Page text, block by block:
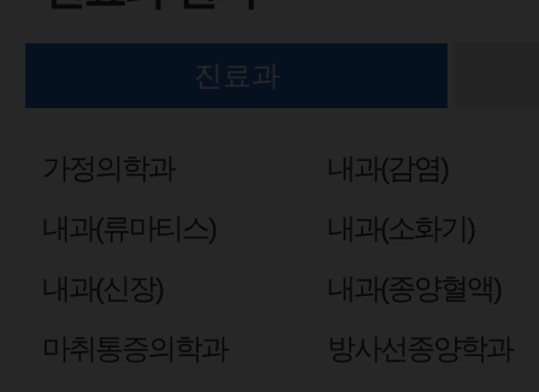
진료과
가정의학과
내과(감염)
내과(류마티스)
내과(소화기)
내과(신장)
내과(종양혈액)
마취통증의학과
방사선종양학과